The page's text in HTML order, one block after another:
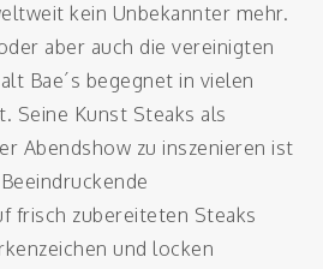
kein Unbekannter mehr.
aber auch die vereinigten
Bae´s begegnet in vielen
Seine Kunst Steaks als
Abendshow zu inszenieren ist
frisch zubereiteten Steaks
und locken